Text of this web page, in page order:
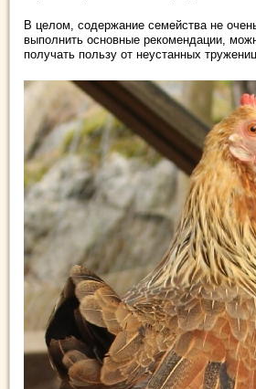
В целом, содержание семейства не
выполнить основные рекомендации,
получать пользу от неустанных тружениц.